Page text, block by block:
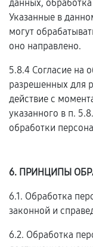
данных,
Указанные в
могут
оно направлено.
5.8.4 Согласие на
разрешенных для
действие с
указанного в п.
обработки
6. ПРИНЦИПЫ
6.1. Обработка
законной и
6.2. Обработка